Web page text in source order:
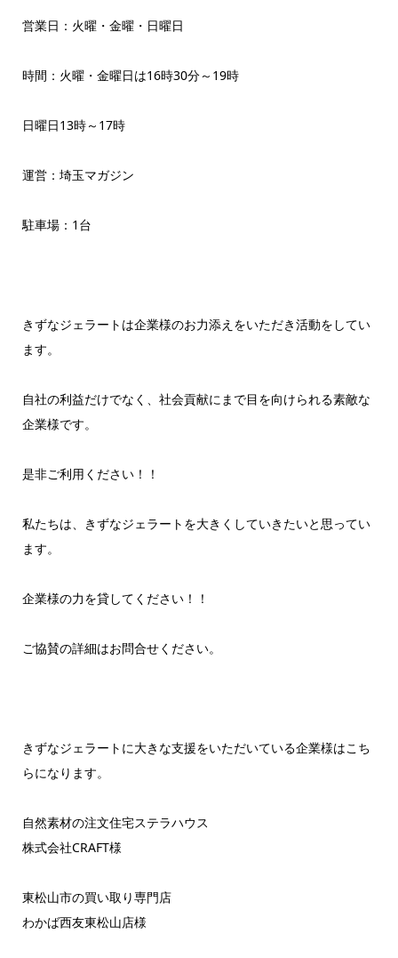
営業日：火曜・金曜・日曜日
時間：火曜・金曜日は16時30分～19時
日曜日13時～17時
運営：埼玉マガジン
駐車場：1台
きずなジェラートは企業様のお力添えをいただき活動をしてい
ます。
自社の利益だけでなく、社会貢献にまで目を向けられる素敵な
企業様です。
是非ご利用ください！！
私たちは、きずなジェラートを大きくしていきたいと思ってい
ます。
企業様の力を貸してください！！
ご協賛の詳細はお問合せください。
きずなジェラートに大きな支援をいただいている企業様はこち
らになります。
自然素材の注文住宅ステラハウス
株式会社CRAFT様
東松山市の買い取り専門店
わかば西友東松山店様